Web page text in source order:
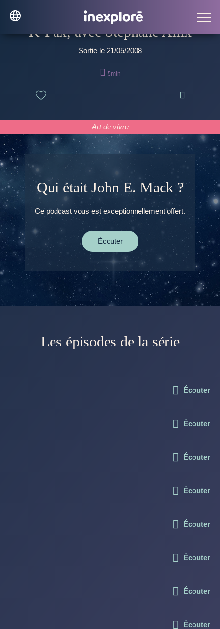
K-Pax, avec Stéphane Allix
Sortie le 21/05/2008
 5min

Art de vivre
Qui était John E. Mack ?
Ce podcast vous est exceptionnellement offert.
Écouter
Les épisodes de la série
Écouter
Écouter
Écouter
Écouter
Écouter
Écouter
Écouter
Écouter